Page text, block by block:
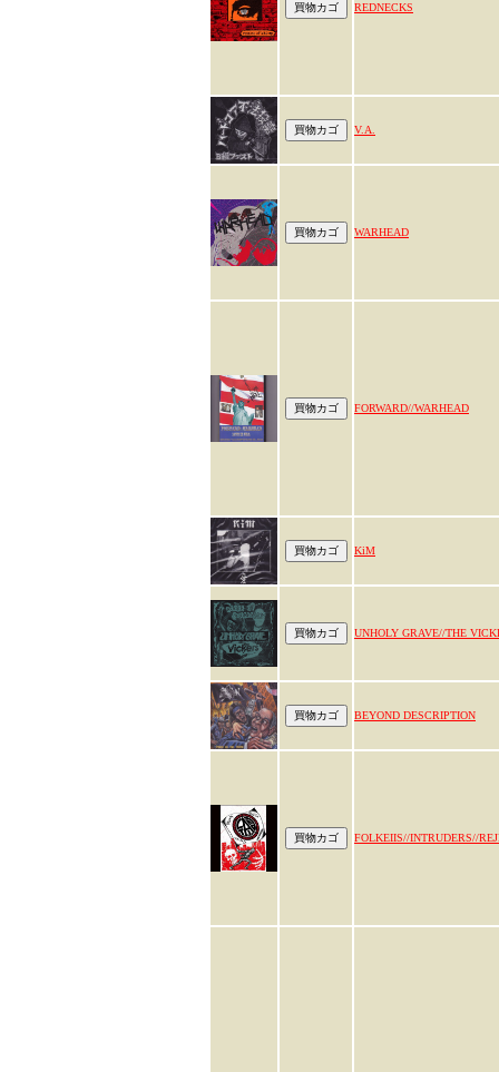
REDNECKS
V.A.
WARHEAD
FORWARD//WARHEAD
KiM
UNHOLY GRAVE//THE
BEYOND DESCRIPTION
FOLKEIIS//INTRUDERS//